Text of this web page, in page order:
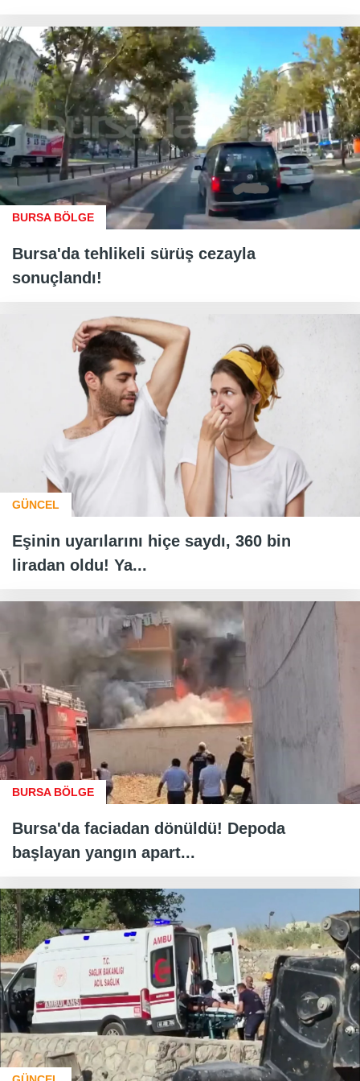
BURSA BÖLGE
Bursa'da tehlikeli sürüş cezayla
sonuçlandı!
GÜNCEL
Eşinin uyarılarını hiçe saydı, 360 bin
liradan oldu! Ya...
BURSA BÖLGE
Bursa'da faciadan dönüldü! Depoda
başlayan yangın apart...